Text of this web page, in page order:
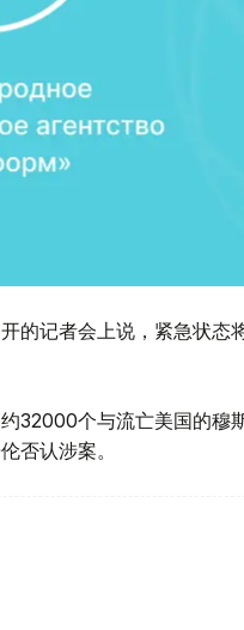
的记者会上说，紧急状态
32000个与流亡美国的穆
否认涉案。